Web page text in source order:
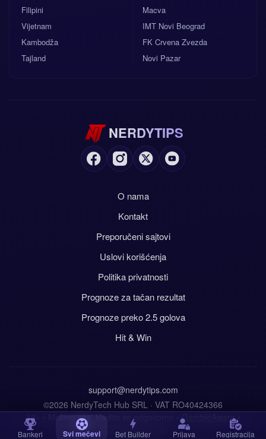
Bankeri Svi mečevi Bet Builder Prijava Registracija
Filipini
Vijetnam
Kambodža
Tajland
Macva
IMT Novi Beograd
FK Crvena Zvezda
Novi Pazar
NERDYTIPS
O nama
Kontakt
Preporučeni sajtovi
Uslovi korišćenja
Politika privatnosti
Prognoze za tačan rezultat
Prognoze preko 2.5 golova
Hit & Win
18+ • Molimo vas, kladite se odgovorno •GambleAware•
NCPGambling.org
support@nerdytips.com
©2026 NerdyTech Hub SRL · VAT RO40424366